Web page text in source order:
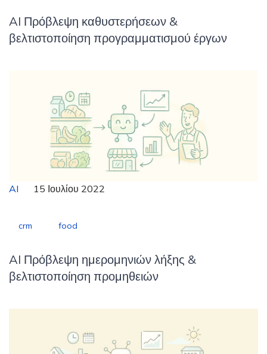
AI Πρόβλεψη καθυστερήσεων &
βελτιστοποίηση προγραμματισμού έργων
AI 15 Ιουλίου 2022
crm food
AI Πρόβλεψη ημερομηνιών λήξης &
βελτιστοποίηση προμηθειών